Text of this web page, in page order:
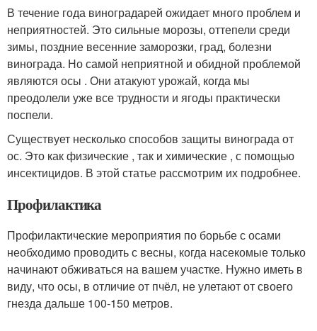
В течение года виноградарей ожидает много проблем и
неприятностей. Это сильные морозы, оттепели среди
зимы, поздние весенние заморозки, град, болезни
винограда. Но самой неприятной и обидной проблемой
являются осы . Они атакуют урожай, когда мы
преодолели уже все трудности и ягоды практически
поспели.
Существует несколько способов защиты винограда от
ос. Это как физические , так и химические , с помощью
инсектицидов. В этой статье рассмотрим их подробнее.
Профилактика
Профилактические мероприятия по борьбе с осами
необходимо проводить с весны, когда насекомые только
начинают обживаться на вашем участке. Нужно иметь в
виду, что осы, в отличие от пчёл, не улетают от своего
гнезда дальше 100-150 метров.